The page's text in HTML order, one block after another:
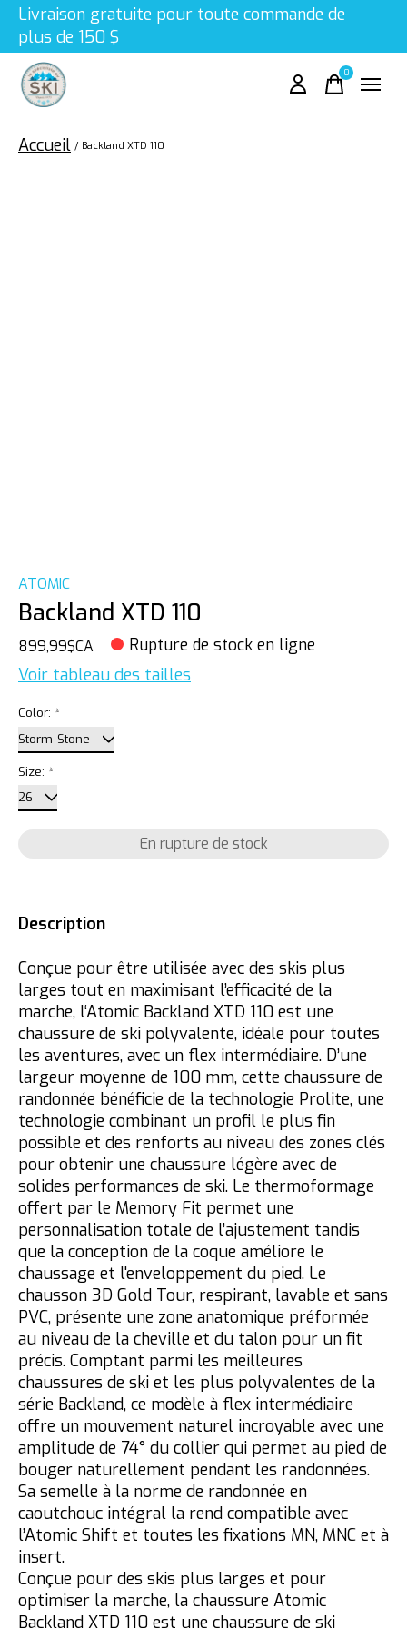
Livraison gratuite pour toute commande de
plus de 150 $
0items
Accueil / Backland XTD 110
ATOMIC
Backland XTD 110
899,99$CA Rupture de stock en ligne
Voir tableau des tailles
Color: *
Size: *
En rupture de stock
Description
Conçue pour être utilisée avec des skis plus
larges tout en maximisant l’efficacité de la
marche, l‘Atomic Backland XTD 110 est une
chaussure de ski polyvalente, idéale pour toutes
les aventures, avec un flex intermédiaire. D’une
largeur moyenne de 100 mm, cette chaussure de
randonnée bénéficie de la technologie Prolite, une
technologie combinant un profil le plus fin
possible et des renforts au niveau des zones clés
pour obtenir une chaussure légère avec de
solides performances de ski. Le thermoformage
offert par le Memory Fit permet une
personnalisation totale de l’ajustement tandis
que la conception de la coque améliore le
chaussage et l'enveloppement du pied. Le
chausson 3D Gold Tour, respirant, lavable et sans
PVC, présente une zone anatomique préformée
au niveau de la cheville et du talon pour un fit
précis. Comptant parmi les meilleures
chaussures de ski et les plus polyvalentes de la
série Backland, ce modèle à flex intermédiaire
offre un mouvement naturel incroyable avec une
amplitude de 74° du collier qui permet au pied de
bouger naturellement pendant les randonnées.
Sa semelle à la norme de randonnée en
caoutchouc intégral la rend compatible avec
l’Atomic Shift et toutes les fixations MN, MNC et à
insert.
Conçue pour des skis plus larges et pour
optimiser la marche, la chaussure Atomic
Backland XTD 110 est une chaussure de ski